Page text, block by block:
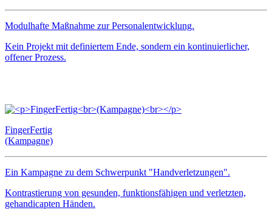
Modulhafte Maßnahme zur Personalentwicklung.
Kein Projekt mit definiertem Ende, sondern ein kontinuierlicher,
offener Prozess.
FingerFertig
(Kampagne)
Ein Kampagne zu dem Schwerpunkt "Handverletzungen".
Kontrastierung von gesunden, funktionsfähigen und verletzten,
gehandicapten Händen.